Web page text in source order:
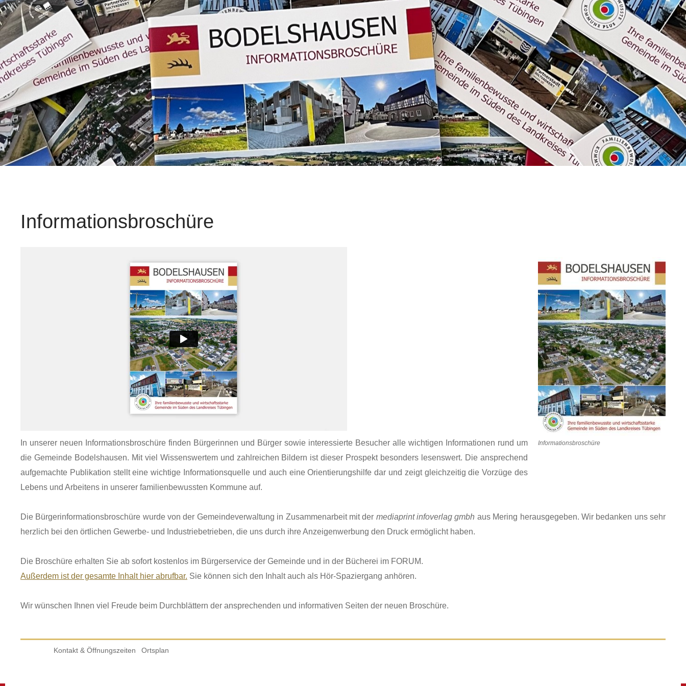
Informationsbroschüre
Informationsbroschüre
In unserer neuen Informationsbroschüre finden Bürgerinnen und Bürger sowie interessierte Besucher alle wichtigen Informationen rund um
die Gemeinde Bodelshausen. Mit viel Wissenswertem und zahlreichen Bildern ist dieser Prospekt besonders lesenswert. Die ansprechend
aufgemachte Publikation stellt eine wichtige Informationsquelle und auch eine Orientierungshilfe dar und zeigt gleichzeitig die Vorzüge des
Lebens und Arbeitens in unserer familienbewussten Kommune auf.
Die Bürgerinformationsbroschüre wurde von der Gemeindeverwaltung in Zusammenarbeit mit der mediaprint infoverlag gmbh aus Mering herausgegeben. Wir bedanken uns sehr
herzlich bei den örtlichen Gewerbe- und Industriebetrieben, die uns durch ihre Anzeigenwerbung den Druck ermöglicht haben.
Die Broschüre erhalten Sie ab sofort kostenlos im Bürgerservice der Gemeinde und in der Bücherei im FORUM.
Außerdem ist der gesamte Inhalt hier abrufbar. Sie können sich den Inhalt auch als Hör-Spaziergang anhören.
Wir wünschen Ihnen viel Freude beim Durchblättern der ansprechenden und informativen Seiten der neuen Broschüre.
Kontakt & Öffnungszeiten Ortsplan